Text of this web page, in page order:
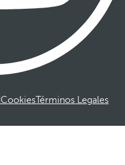
CookiesTérminos Legales